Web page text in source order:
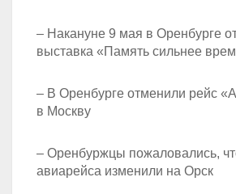
– Накануне 9 мая в Оренбурге
выставка «Память сильнее
– В Оренбурге отменили рейс
в Москву
– Оренбуржцы пожаловались,
авиарейса изменили на Орск